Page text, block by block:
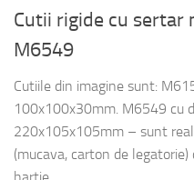
Cutii rigide cu sertar
M6549
Cutiile din imagine sunt:
100x100x30mm. M6549 cu
220x105x105mm – sunt
(mucava, carton de